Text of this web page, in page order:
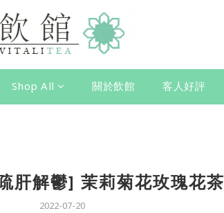
Shop All 關於飲館 客人好評
肝解鬱] 茉莉菊花玫瑰花茶
2022-07-20